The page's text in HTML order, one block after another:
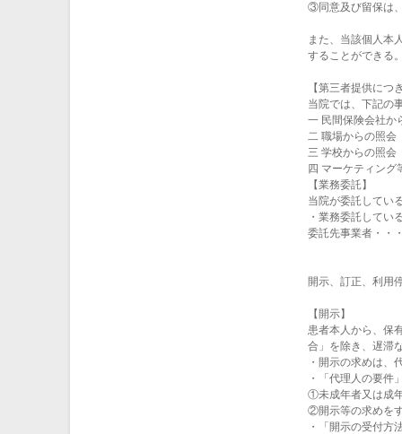
③同意及び留保は
また、当該個人本
することができる
【第三者提供につ
当院では、下記の
一 民間保険会社か
二 職場からの照会
三 学校からの照会
四 マーケティング
【業務委託】
当院が委託してい
・業務委託してい
委託先事業者・・
開示、訂正、利用
【開示】
患者本人から、保
合」を除き、遅滞
・開示の求めは、
・「代理人の要件
①未成年者又は成
②開示等の求めを
・「開示の受付方